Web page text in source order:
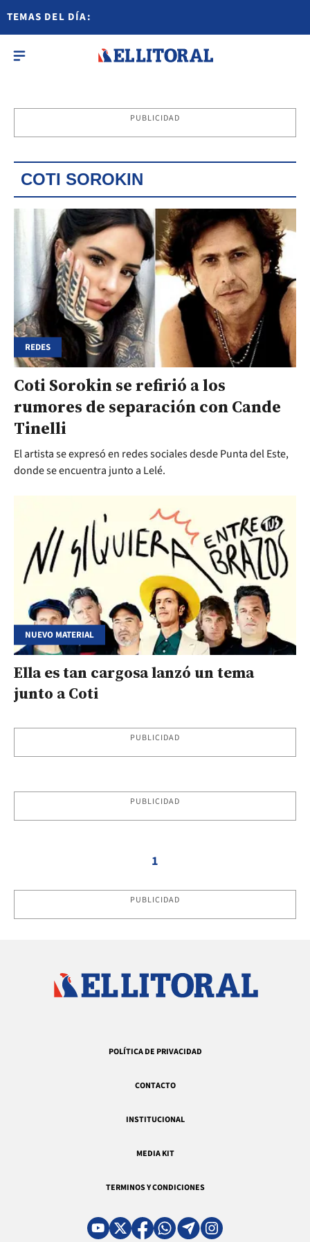
TEMAS DEL DÍA:
PUBLICIDAD
COTI SOROKIN
REDES
Coti Sorokin se refirió a los
rumores de separación con Cande
Tinelli
El artista se expresó en redes sociales desde Punta del Este,
donde se encuentra junto a Lelé.
NUEVO MATERIAL
Ella es tan cargosa lanzó un tema
junto a Coti
PUBLICIDAD
PUBLICIDAD
1
PUBLICIDAD
POLÍTICA DE PRIVACIDAD
CONTACTO
INSTITUCIONAL
MEDIA KIT
TERMINOS Y CONDICIONES